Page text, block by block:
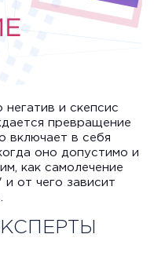
и скепсис
превращение
включает в себя
оно допустимо и
как самолечение
от чего зависит